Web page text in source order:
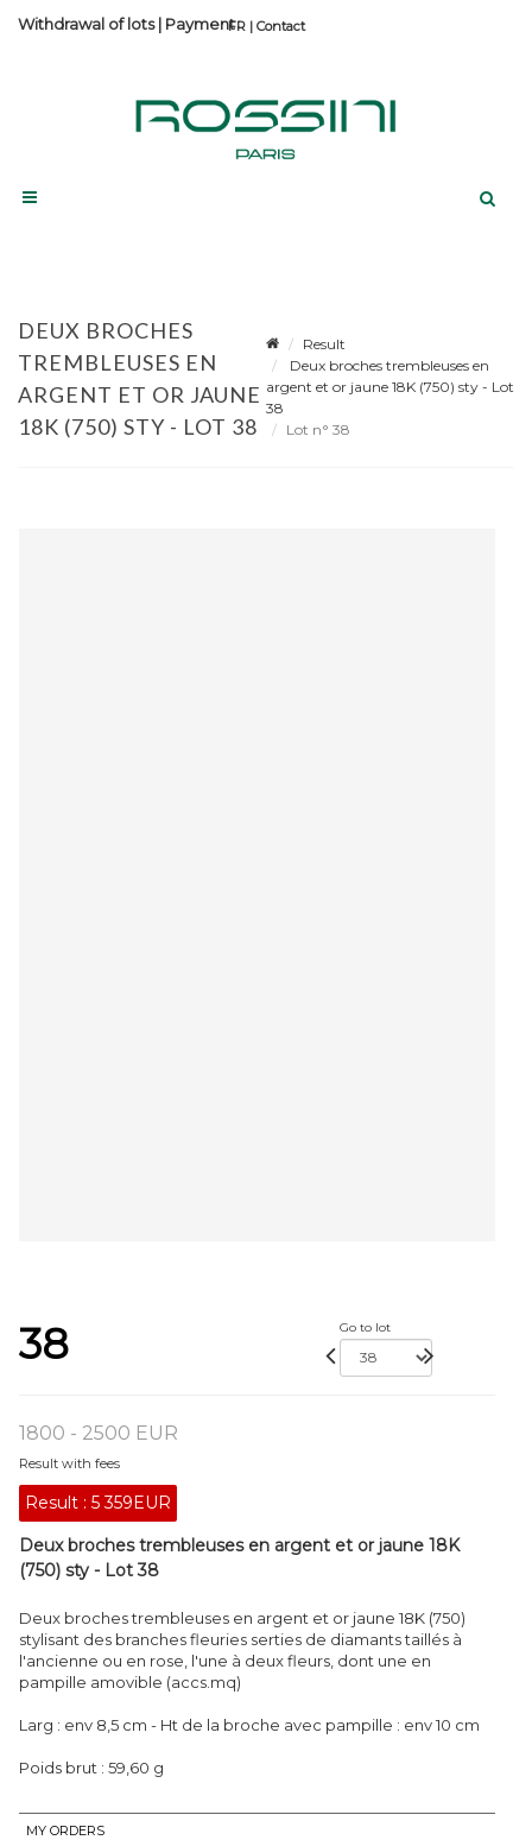
Contact
Withdrawal of lots| Payment
DEUX BROCHES
TREMBLEUSES EN
ARGENT ET OR JAUNE
18K (750) STY - LOT 38
Result
Deux broches trembleuses en
argent et or jaune 18K (750) sty - Lot
38
Lot n° 38
38 Go to lot
1800 - 2500 EUR
Result with fees
Result : 5 359EUR
Deux broches trembleuses en argent et or jaune 18K
(750) sty - Lot 38
Deux broches trembleuses en argent et or jaune 18K (750)
stylisant des branches fleuries serties de diamants taillés à
l'ancienne ou en rose, l'une à deux fleurs, dont une en
pampille amovible (accs.mq)
Larg : env 8,5 cm - Ht de la broche avec pampille : env 10 cm
Poids brut : 59,60 g
MY ORDERS